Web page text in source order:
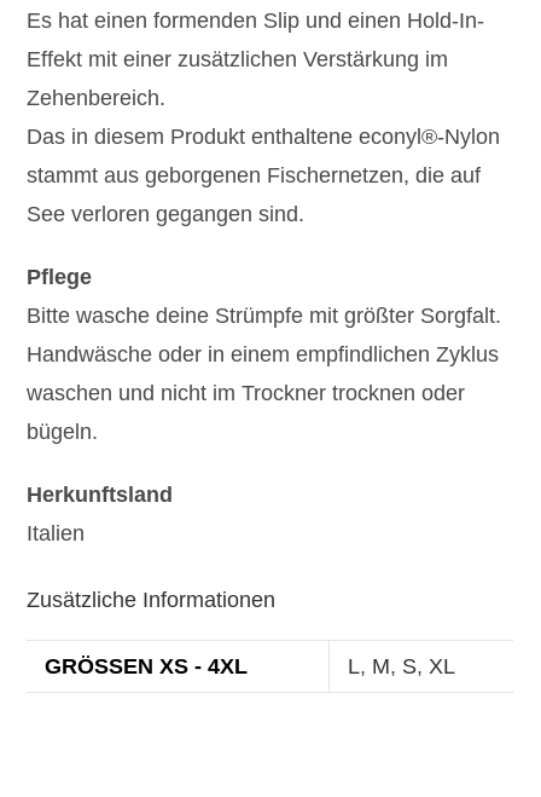
Es hat einen formenden Slip und einen Hold-In-
Effekt mit einer zusätzlichen Verstärkung im
Zehenbereich.
Das in diesem Produkt enthaltene econyl®-Nylon
stammt aus geborgenen Fischernetzen, die auf
See verloren gegangen sind.
Pflege
Bitte wasche deine Strümpfe mit größter Sorgfalt.
Handwäsche oder in einem empfindlichen Zyklus
waschen und nicht im Trockner trocknen oder
bügeln.
Herkunftsland
Italien
Zusätzliche Informationen
GRÖSSEN XS - 4XL L, M, S,XL